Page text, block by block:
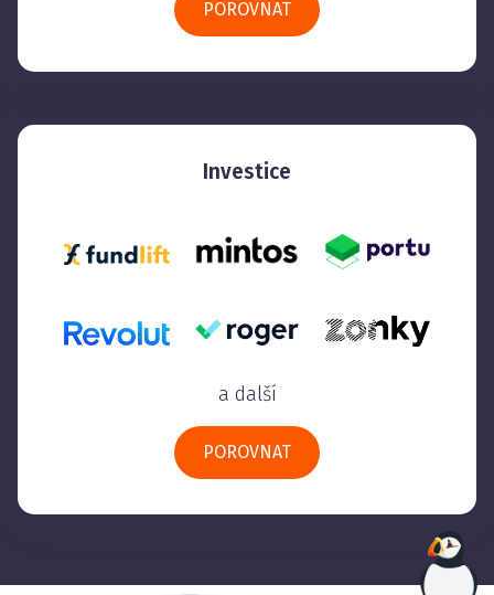
POROVNAT
Investice
a další
POROVNAT